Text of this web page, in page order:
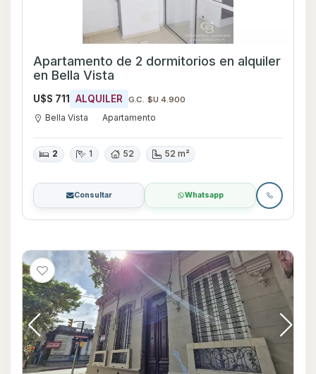
Apartamento de 2 dormitorios en alquiler
en Bella Vista
U$S 711 ALQUILER G.C. $U 4.900
Bella Vista Apartamento
2 1 52 52 m²
Consultar Whatsapp